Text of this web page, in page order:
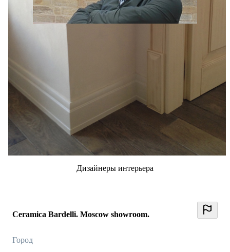
Ceramica Bardelli. Moscow showroom.
Город
Дизайнеры интерьера